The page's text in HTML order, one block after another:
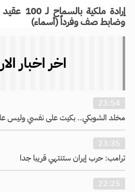
إرادة
وضابط صف وفرداً (أسماء)
اخر اخبار
23:54
مخلد الشوبكي.. بكيت على نفسي وليس
23:35
ترامب: حرب إيران ستنتهي قريبا جدا
22:25